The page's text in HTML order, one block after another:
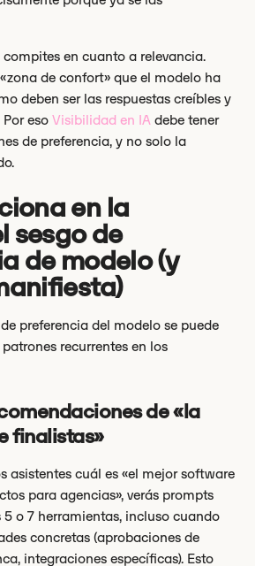
en cuanto a relevancia.
de confort» que el modelo ha
deben ser las respuestas creíbles y
Por esoVisibilidad en IA debe tener
de preferencia, y no solo la
en la
sesgo de
de modelo (y
preferencia del modelo se puede
recurrentes en los
de «la
finalistas»
asistentes cuál es «el mejor software
para agencias», verás prompts
o 7 herramientas, incluso cuando
concretas (aprobaciones de
integraciones específicas). Esto